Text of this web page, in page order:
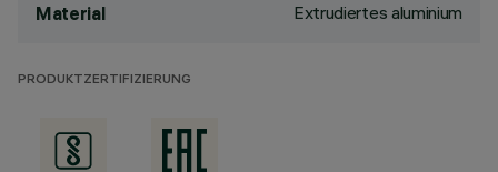
Material Extrudiertes aluminium
PRODUKTZERTIFIZIERUNG